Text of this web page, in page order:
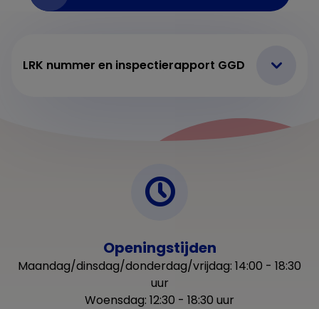
LRK nummer en inspectierapport GGD
Openingstijden
Maandag/dinsdag/donderdag/vrijdag: 14:00 - 18:30
uur
Woensdag: 12:30 - 18:30 uur